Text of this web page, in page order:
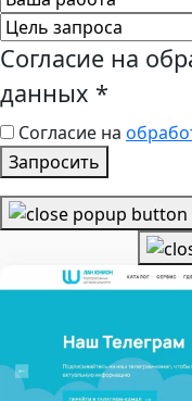
Согласие на
данных *
Согласие на
Запросить